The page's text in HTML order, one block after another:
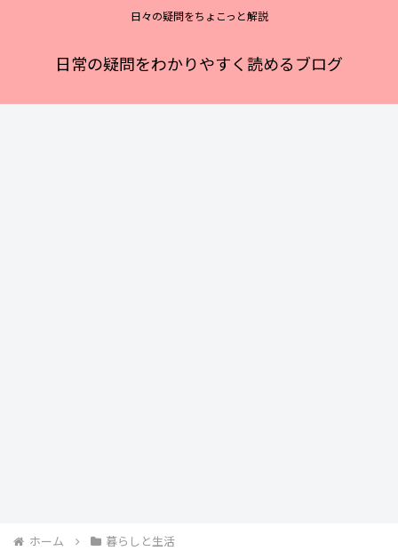
日々の疑問をちょこっと解説
日常の疑問をわかりやすく読めるブログ
ホーム 暮らしと生活